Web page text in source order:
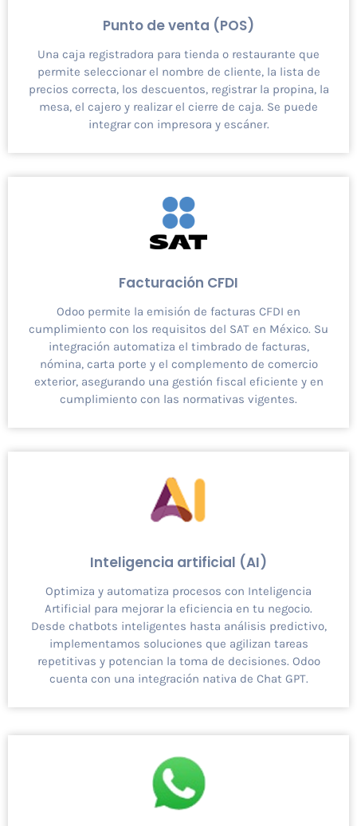
Punto de venta (POS)
Una caja registradora para tienda o restaurante que
permite seleccionar el nombre de cliente, la lista de
precios correcta, los descuentos, registrar la propina, la
mesa, el cajero y realizar el cierre de caja. Se puede
integrar con impresora y escáner.
Facturación CFDI
Odoo permite la emisión de facturas CFDI en
cumplimiento con los requisitos del SAT en México. Su
integración automatiza el timbrado de facturas,
nómina, carta porte y el complemento de comercio
exterior, asegurando una gestión fiscal eficiente y en
cumplimiento con las normativas vigentes.
Inteligencia artificial (AI)
Optimiza y automatiza procesos con Inteligencia
Artificial para mejorar la eficiencia en tu negocio.
Desde chatbots inteligentes hasta análisis predictivo,
implementamos soluciones que agilizan tareas
repetitivas y potencian la toma de decisiones. Odoo
cuenta con una integración nativa de Chat GPT.